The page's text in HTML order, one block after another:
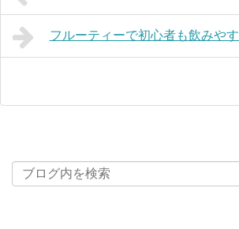
フルーティーで初心者も飲みや